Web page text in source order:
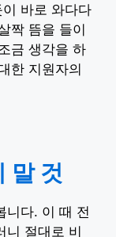
바로 와다다
짝 뜸을 들이
금 생각을 하
한 지원자의
말 것
니다. 이 때 전
니 절대로 비